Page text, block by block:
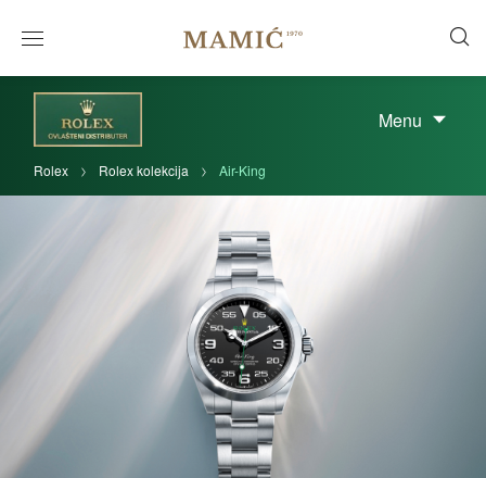
Menu
Rolex Rolex kolekcija Air-King